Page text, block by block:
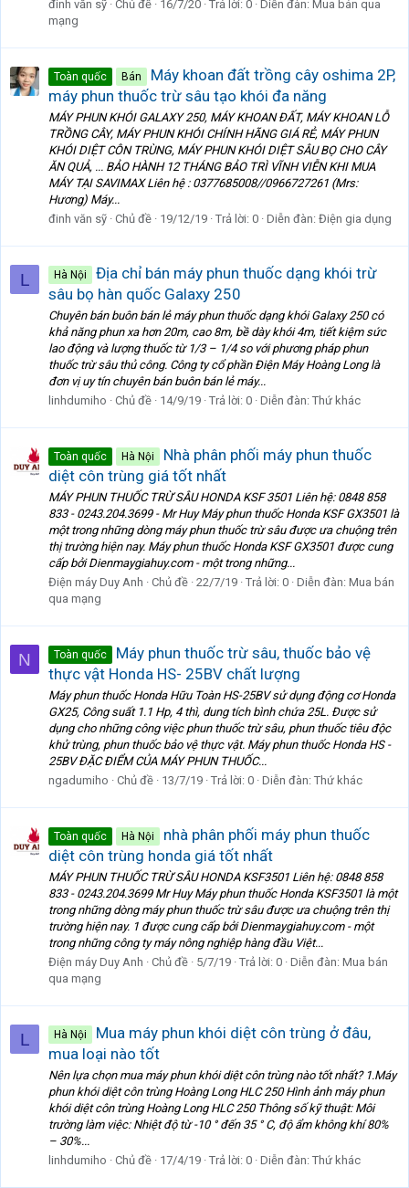
đinh văn sỹ Chủ đề 16/7/20 Trả lời: 0 Diễn đàn: Mua bán qua
mạng
Toàn quốc Bán
Máy khoan đất trồng cây oshima 2P,
máy phun thuốc trừ sâu tạo khói đa năng
MÁY PHUN KHÓI GALAXY 250, MÁY KHOAN ĐẤT, MÁY KHOAN LỖ
TRỒNG CÂY, MÁY PHUN KHÓI CHÍNH HÃNG GIÁ RẺ, MÁY PHUN
KHÓI DIỆT CÔN TRÙNG, MÁY PHUN KHÓI DIỆT SÂU BỌ CHO CÂY
ĂN QUẢ, ... BẢO HÀNH 12 THÁNG BẢO TRÌ VĨNH VIỄN KHI MUA
MÁY TẠI SAVIMAX Liên hệ : 0377685008//0966727261 (Mrs:
Hương) Máy...
đinh văn sỹ Chủ đề 19/12/19 Trả lời: 0 Diễn đàn: Điện gia dụng
L Hà Nội
Địa chỉ bán máy phun thuốc dạng khói trừ
sâu bọ hàn quốc Galaxy 250
Chuyên bán buôn bán lẻ máy phun thuốc dạng khói Galaxy 250 có
khả năng phun xa hơn 20m, cao 8m, bề dày khói 4m, tiết kiệm sức
lao động và lượng thuốc từ 1/3 – 1/4 so với phương pháp phun
thuốc trừ sâu thủ công. Công ty cổ phần Điện Máy Hoàng Long là
đơn vị uy tín chuyên bán buôn bán lẻ máy...
linhdumiho
Chủ đề 14/9/19 Trả lời: 0 Diễn đàn: Thứ khác
Toàn quốc Hà Nội
Nhà phân phối máy phun thuốc
diệt côn trùng giá tốt nhất
MÁY PHUN THUỐC TRỪ SÂU HONDA KSF 3501 Liên hệ: 0848 858
833 - 0243.204.3699 - Mr Huy Máy phun thuốc Honda KSF GX3501 là
một trong những dòng máy phun thuốc trừ sâu được ưa chuộng trên
thị trường hiện nay. Máy phun thuốc Honda KSF GX3501 được cung
cấp bởi Dienmaygiahuy.com - một trong những...
Điện máy Duy Anh
Chủ đề 22/7/19 Trả lời: 0 Diễn đàn: Mua bán
qua mạng
N Toàn quốc
Máy phun thuốc trừ sâu, thuốc bảo vệ
thực vật Honda HS- 25BV chất lượng
Máy phun thuốc Honda Hữu Toàn HS-25BV sử dụng động cơ Honda
GX25, Công suất 1.1 Hp, 4 thì, dung tích bình chứa 25L. Được sử
dụng cho những công việc phun thuốc trừ sâu, phun thuốc tiêu độc
khử trùng, phun thuốc bảo vệ thực vật. Máy phun thuốc Honda HS -
25BV ĐẶC ĐIỂM CỦA MÁY PHUN THUỐC...
ngadumiho
Chủ đề 13/7/19 Trả lời: 0 Diễn đàn: Thứ khác
Toàn quốc Hà Nội
nhà phân phối máy phun thuốc
diệt côn trùng honda giá tốt nhất
MÁY PHUN THUỐC TRỪ SÂU HONDA KSF3501 Liên hệ: 0848 858
833 - 0243.204.3699 Mr Huy Máy phun thuốc Honda KSF3501 là một
trong những dòng máy phun thuốc trừ sâu được ưa chuộng trên thị
trường hiện nay. 1 được cung cấp bởi Dienmaygiahuy.com - một
trong những công ty máy nông nghiệp hàng đầu Việt...
Điện máy Duy Anh
Chủ đề 5/7/19 Trả lời: 0 Diễn đàn: Mua bán
qua mạng
L Hà Nội
Mua máy phun khói diệt côn trùng ở đâu,
mua loại nào tốt
Nên lựa chọn mua máy phun khói diệt côn trùng nào tốt nhất? 1.Máy
phun khói diệt côn trùng Hoàng Long HLC 250 Hình ảnh máy phun
khói diệt côn trùng Hoàng Long HLC 250 Thông số kỹ thuật: Môi
trường làm việc: Nhiệt độ từ -10 ° đến 35 ° C, độ ẩm không khí 80%
– 30%...
linhdumiho
Chủ đề 17/4/19 Trả lời: 0 Diễn đàn: Thứ khác